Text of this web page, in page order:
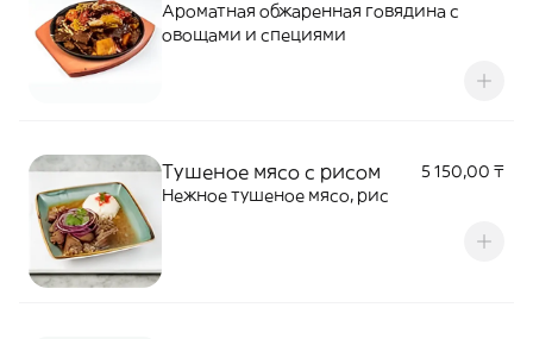
Ароматная обжаренная говядина с
овощами и специями
Тушеное мясо с рисом
5 150,00 ₸
Нежное тушеное мясо, рис